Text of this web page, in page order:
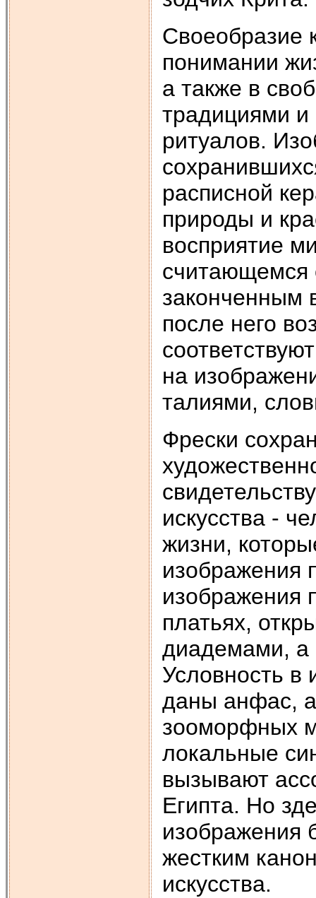
Своеобразие
понимании
а также в
традициями и
ритуалов.
расписной
природы и
восприятие
законченным
после него
на
талиями,
Фрески
искусства -
жизни,
изображения
изображения
платьях,
диадемами, а
Условность в
даны анфас,
зооморфных
локальные
вызывают
Египта. Но
изображения
жестким
искусства.